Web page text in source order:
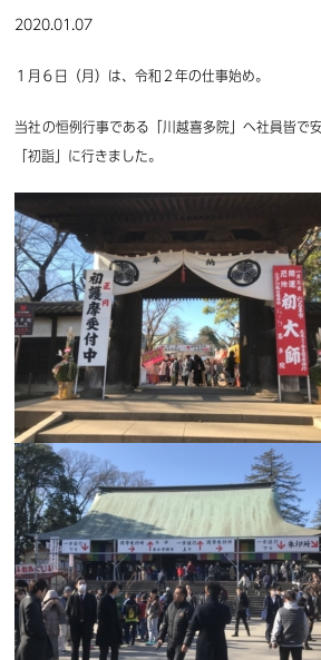
2020.01.07
１月６日（月）は、令和２年の仕事始め。
当社の恒例行事である「川越喜多院」へ社員皆で
「初詣」に行きました。